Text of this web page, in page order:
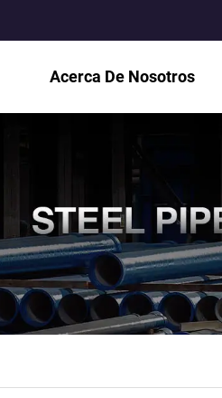
Acerca De Nosotros